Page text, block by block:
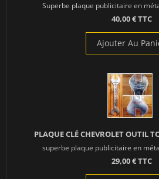
Superbe plaque publicitaire en
40,00 € TTC
Ajouter Au
PLAQUE CLÉ CHEVROLET OUTIL
superbe plaque publicitaire en
29,00 € TTC